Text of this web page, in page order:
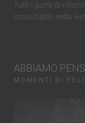
Tutti i punti di
consultabili nella
ABBIAMO
MOMENTI DI